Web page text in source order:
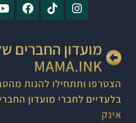
מועדון החברים
MAMA.INK
הצטרפו ותתחילו להנות
בלעדיים לחברי מועדון
אינק